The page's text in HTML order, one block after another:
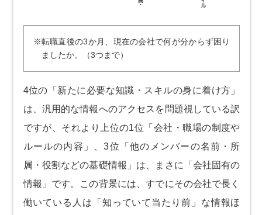
※転職直後の3か月、現在の会社で何が分からず困り
ましたか。（3つまで）
4位の「新たに必要な知識・スキルの身に着け方」
は、汎用的な情報へのアクセスを問題視している訳
ですが、それより上位の1位「会社・職場の制度や
ルールの内容」、3位「他のメンバーの名前・所
属・役割などの基礎情報」は、まさに「会社固有の
情報」です。この背景には、すでにその会社で長く
働いている人は「知っていて当たり前」な情報ほ